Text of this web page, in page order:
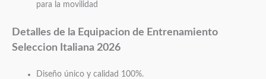
para la movilidad
Detalles de la Equipacion de Entrenamiento
Seleccion Italiana 2026
Diseño único y calidad 100%.